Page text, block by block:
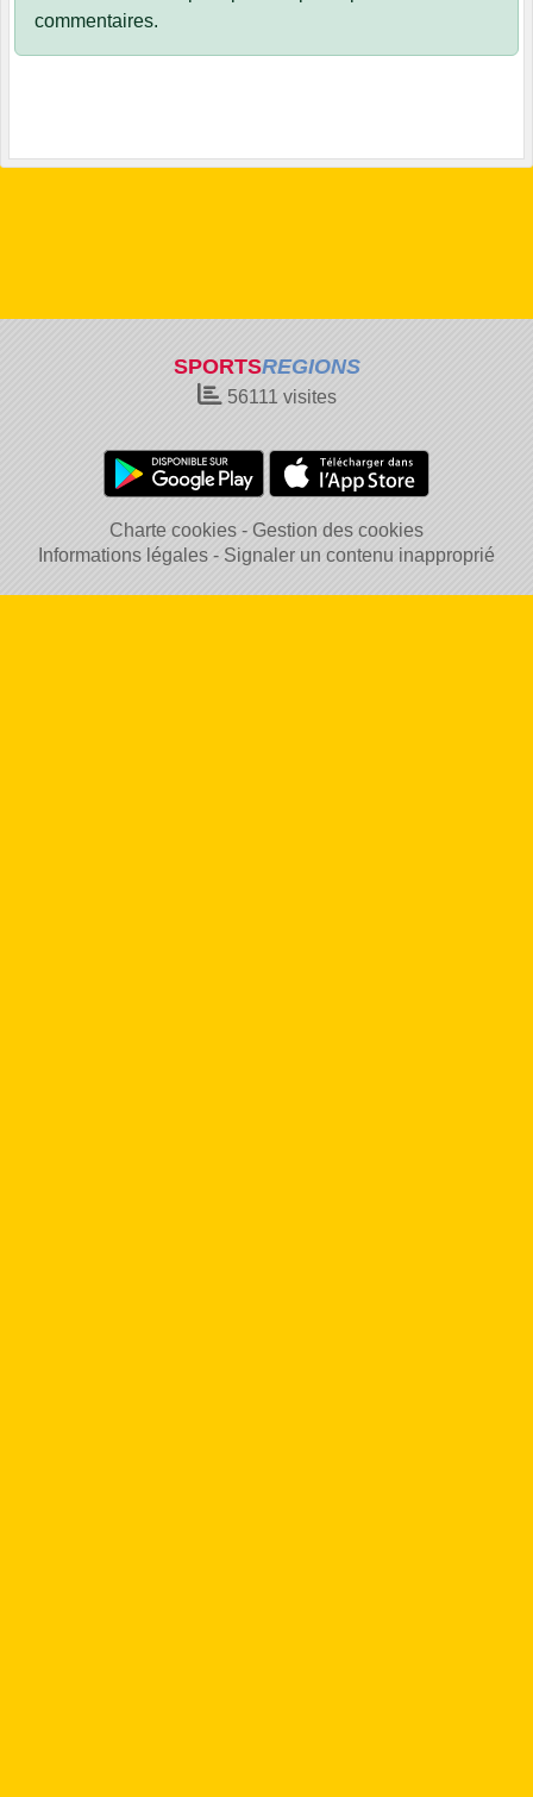
commentaires.
SPORTSREGIONS
56111 visites
Charte cookies
Gestion des cookies
Informations légales
Signaler un contenu inapproprié